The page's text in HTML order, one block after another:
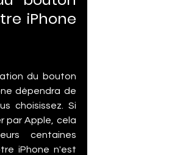
iPhone
du bouton
dépendra de
choisissez. Si
par Apple, cela
centaines
iPhone n'est